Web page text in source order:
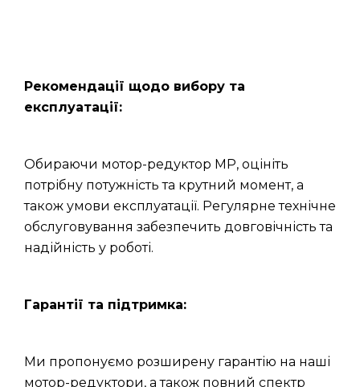
Рекомендації щодо вибору та
експлуатації:
Обираючи мотор-редуктор МР, оцініть
потрібну потужність та крутний момент, а
також умови експлуатації. Регулярне технічне
обслуговування забезпечить довговічність та
надійність у роботі.
Гарантії та підтримка:
Ми пропонуємо розширену гарантію на наші
мотор-редуктори, а також повний спектр